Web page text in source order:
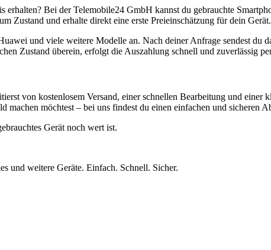
Bei der Telemobile24 GmbH kannst du gebrauchte
Zustand und erhalte direkt eine erste Preieinschätzung für dein Gerät.
und viele weitere Modelle an. Nach deiner Anfrage sendest du
Zustand überein, erfolgt die Auszahlung schnell und zuverlässig
von kostenlosem Versand, einer schnellen Bearbeitung und einer
machen möchtest – bei uns findest du einen einfachen und sicheren
Gerät noch wert ist.
und weitere Geräte. Einfach. Schnell. Sicher.